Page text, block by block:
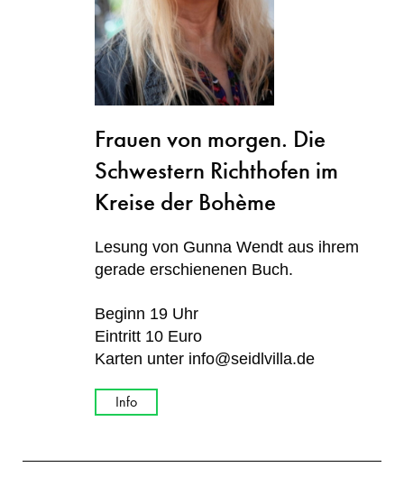
Frauen von morgen. Die
Schwestern Richthofen im
Kreise der Bohème
Lesung von Gunna Wendt aus ihrem
gerade erschienenen Buch.
Beginn 19 Uhr
Eintritt 10 Euro
Karten unter info@seidlvilla.de
Info